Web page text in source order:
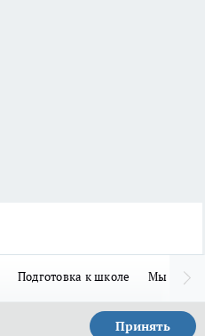
Подготовка к школе Мы в MAX
Принять